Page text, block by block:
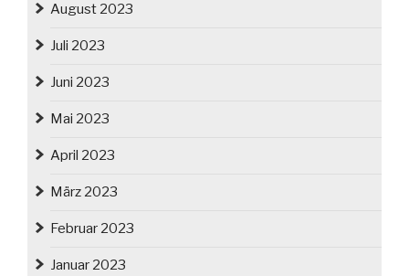
August 2023
Juli 2023
Juni 2023
Mai 2023
April 2023
März 2023
Februar 2023
Januar 2023